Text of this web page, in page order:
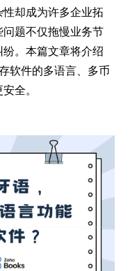
却成为许多企业拓
问题不仅拖慢业务节
。本篇文章将介绍
软件的多语言、多币
全。